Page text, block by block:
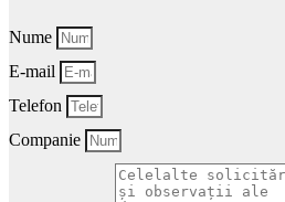
Nume
E-mail
Telefon
Companie